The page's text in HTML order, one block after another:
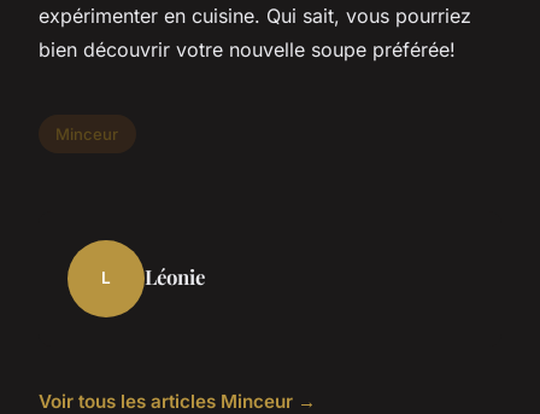
expérimenter en cuisine. Qui sait, vous pourriez
bien découvrir votre nouvelle soupe préférée!
Minceur
L Léonie
Voir tous les articles Minceur →